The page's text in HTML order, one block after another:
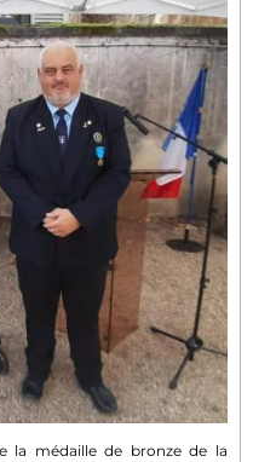
la médaille de bronze de la